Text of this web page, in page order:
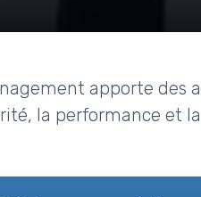
apporte des
la performance et